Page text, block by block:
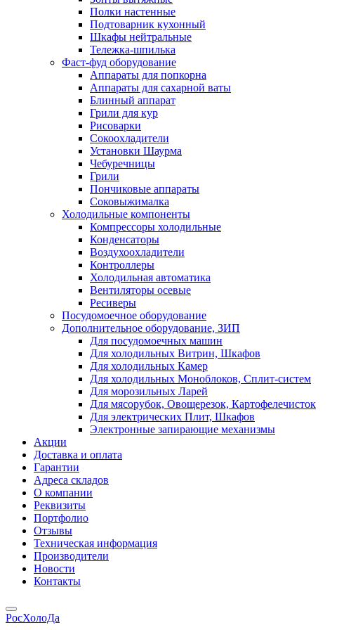
Полки настенные
Подтоварник кухонный
Шкафы нейтральные
Тележка-шпилька
Фаст-фуд оборудование
Аппараты для попкорна
Аппараты для сахарной ваты
Блинный аппарат
Грили для кур
Рисоварки
Сокоохладители
Установки Шаурма
Чебуречницы
Грили
Пончиковые аппараты
Соковыжималка
Холодильные компоненты
Компрессоры холодильные
Конденсаторы
Воздухоохладители
Контроллеры
Холодильная автоматика
Вентиляторы осевые
Ресиверы
Посудомоечное оборудование
Дополнительное оборудование, ЗИП
Для посудомоечных машин
Для холодильных Витрин, Шкафов
Для холодильных Камер
Для холодильных Моноблоков, Сплит-систем
Для морозильных Ларей
Для мясорубок, Овощерезок, Картофелечисток
Для электрических Плит, Шкафов
Электронные запирающие механизмы
Акции
Доставка и оплата
Гарантии
Адреса складов
О компании
Реквизиты
Портфолио
Отзывы
Техническая информация
Производители
Новости
Контакты
РосХолоДа